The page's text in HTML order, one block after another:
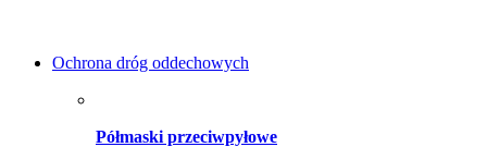
Ochrona dróg oddechowych
Półmaski przeciwpyłowe